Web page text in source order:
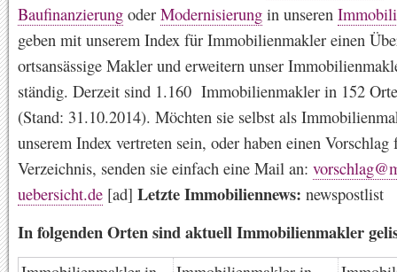
Baufinanzierung oder Modernisierung in unseren
geben mit unserem Index für Immobilienmakler einen
ortsansässige Makler und erweitern unser
ständig. Derzeit sind 1.160 Immobilienmakler in 152
(Stand: 31.10.2014). Möchten sie selbst als
unserem Index vertreten sein, oder haben einen Vorschlag
Verzeichnis, senden sie einfach eine Mail an:
uebersicht.de [ad] Letzte Immobiliennews: newspostlist
In folgenden Orten sind aktuell Immobilienmakler